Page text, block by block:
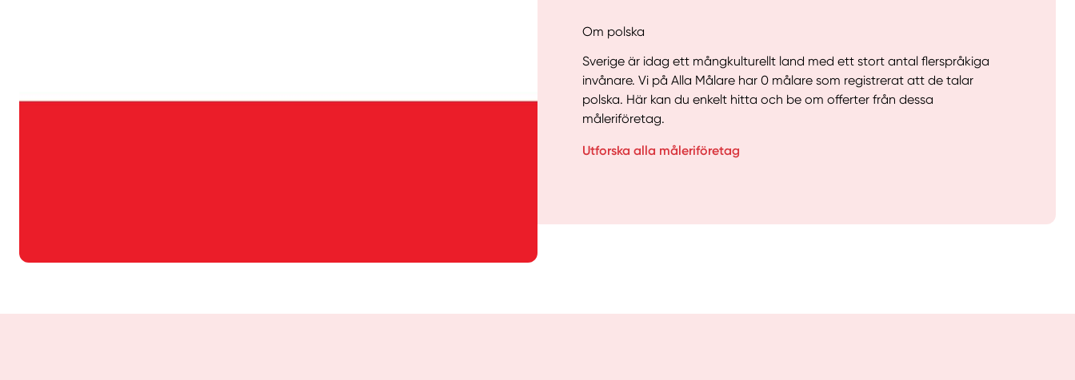
Manuellt Få hjälp
Välj tillvägagångssätt
Om polska
Sverige är idag ett mångkulturellt land med ett stort antal flerspråkiga
invånare. Vi på Alla Målare har 0 målare som registrerat att de talar
polska. Här kan du enkelt hitta och be om offerter från dessa
måleriföretag.
Utforska alla måleriföretag